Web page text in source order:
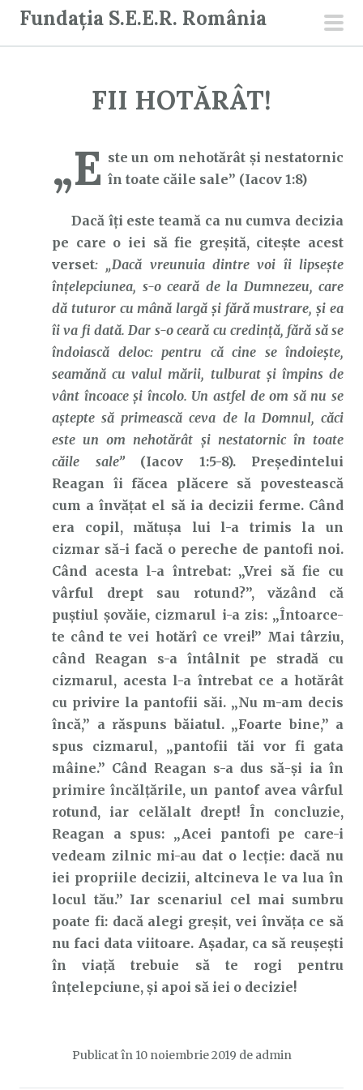
Fundația S.E.E.R. România
FII HOTĂRÂT!
„E ste un om nehotărât și nestatornic
în toate căile sale” (Iacov 1:8)
Dacă îți este teamă ca nu cumva decizia
pe care o iei să fie greșită, citește acest
verset: „Dacă vreunuia dintre voi îi lipsește
înțelepciunea, s-o ceară de la Dumnezeu, care
dă tuturor cu mână largă și fără mustrare, și ea
îi va fi dată. Dar s-o ceară cu credință, fără să se
îndoiască deloc: pentru că cine se îndoiește,
seamănă cu valul mării, tulburat și împins de
vânt încoace și încolo. Un astfel de om să nu se
aștepte să primească ceva de la Domnul, căci
este un om nehotărât și nestatornic în toate
căile sale”(Iacov 1:5-8). Președintelui
Reagan îi făcea plăcere să povestească
cum a învățat el să ia decizii ferme. Când
era copil, mătușa lui l-a trimis la un
cizmar să-i facă o pereche de pantofi noi.
Când acesta l-a întrebat: „Vrei să fie cu
vârful drept sau rotund?”, văzând că
puștiul șovăie, cizmarul i-a zis: „Întoarce-
te când te vei hotărî ce vrei!” Mai târziu,
când Reagan s-a întâlnit pe stradă cu
cizmarul, acesta l-a întrebat ce a hotărât
cu privire la pantofii săi. „Nu m-am decis
încă,” a răspuns băiatul. „Foarte bine,” a
spus cizmarul, „pantofii tăi vor fi gata
mâine.” Când Reagan s-a dus să-și ia în
primire încălțările, un pantof avea vârful
rotund, iar celălalt drept! În concluzie,
Reagan a spus: „Acei pantofi pe care-i
vedeam zilnic mi-au dat o lecție: dacă nu
iei propriile decizii, altcineva le va lua în
locul tău.” Iar scenariul cel mai sumbru
poate fi: dacă alegi greșit, vei învăța ce să
nu faci data viitoare. Așadar, ca să reușești
în viață trebuie să te rogi pentru
înțelepciune, și apoi să iei o decizie!
Publicat în 10 noiembrie 2019 de admin